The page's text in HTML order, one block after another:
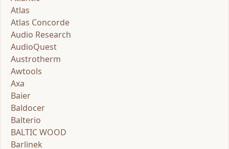
Atlas
Atlas Concorde
Audio Research
AudioQuest
Austrotherm
Awtools
Axa
Baier
Baldocer
Balterio
BALTIC WOOD
Barlinek